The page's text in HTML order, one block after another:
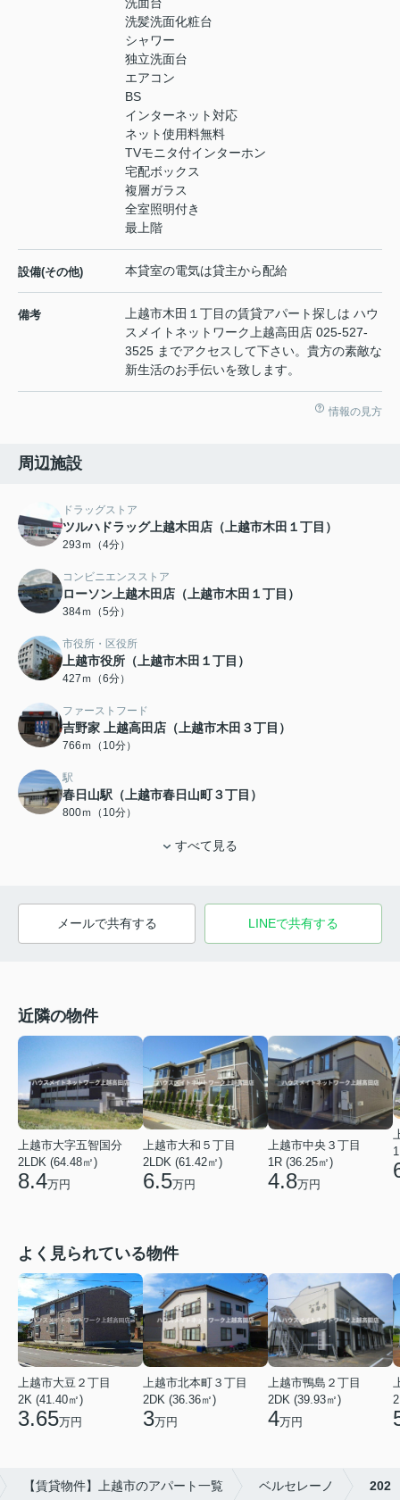
洗髪洗面化粧台
シャワー
独立洗面台
エアコン
BS
インターネット対応
ネット使用料無料
TVモニタ付インターホン
宅配ボックス
複層ガラス
全室照明付き
最上階
設備(その他) 本貸室の電気は貸主から配給
備考
上越市木田１丁目の賃貸アパート探しは ハウ
スメイトネットワーク上越高田店 025-527-
3525 までアクセスして下さい。貴方の素敵な
新生活のお手伝いを致します。
情報の見方
周辺施設
ドラッグストア
ツルハドラッグ上越木田店（上越市木田１丁目）
293ｍ（4分）
コンビニエンスストア
ローソン上越木田店（上越市木田１丁目）
384ｍ（5分）
市役所・区役所
上越市役所（上越市木田１丁目）
427ｍ（6分）
ファーストフード
吉野家 上越高田店（上越市木田３丁目）
766ｍ（10分）
駅
春日山駅（上越市春日山町３丁目）
800ｍ（10分）
すべて見る
メールで共有する LINEで共有する
近隣の物件
上越市大字五智国分
2LDK (64.48㎡)
8.4万円
上越市大和５丁目
2LDK (61.42㎡)
6.5万円
上越市中央３丁目
1R (36.25㎡)
4.8万円
よく見られている物件
上越市大豆２丁目
2K (41.40㎡)
3.65万円
上越市北本町３丁目
2DK (36.36㎡)
3万円
上越市鴨島２丁目
2DK (39.93㎡)
4万円
【賃貸物件】上越市のアパート一覧 ベルセレーノ 202